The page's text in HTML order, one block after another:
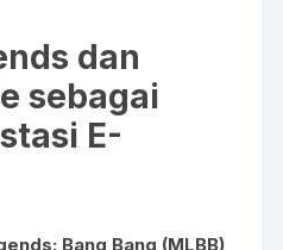
dan
sebagai
E-
Bang Bang (MLBB)